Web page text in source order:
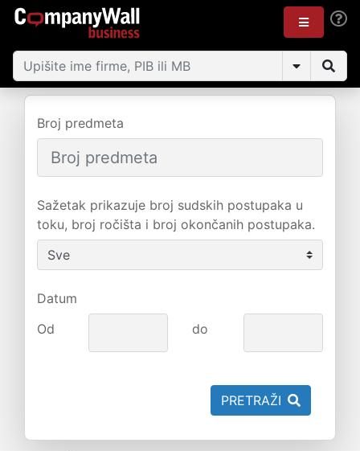
Broj predmeta
Sažetak prikazuje broj sudskih postupaka u
toku, broj ročišta i broj okončanih postupaka.
Datum
Od
do
PRETRAŽI